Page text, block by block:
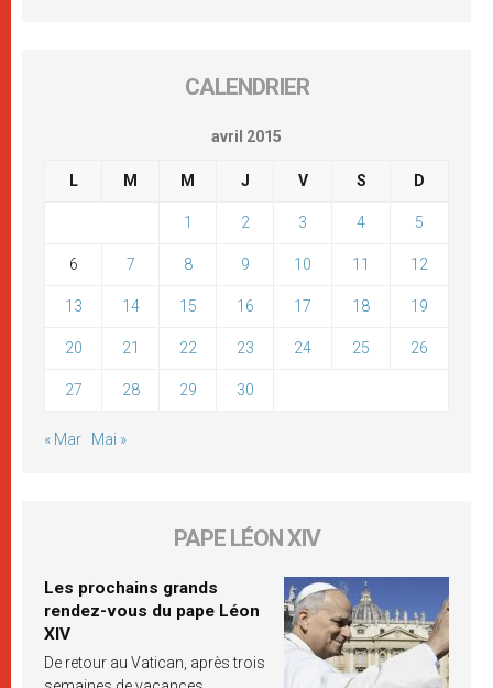
CALENDRIER
avril 2015
L M M J V S D
1 2 3 4 5
6 7 8 9 10 11 12
13 14 15 16 17 18 19
20 21 22 23 24 25 26
27 28 29 30
« Mar Mai »
PAPE LÉON XIV
Les prochains grands
rendez-vous du pape Léon
XIV
De retour au Vatican, après trois